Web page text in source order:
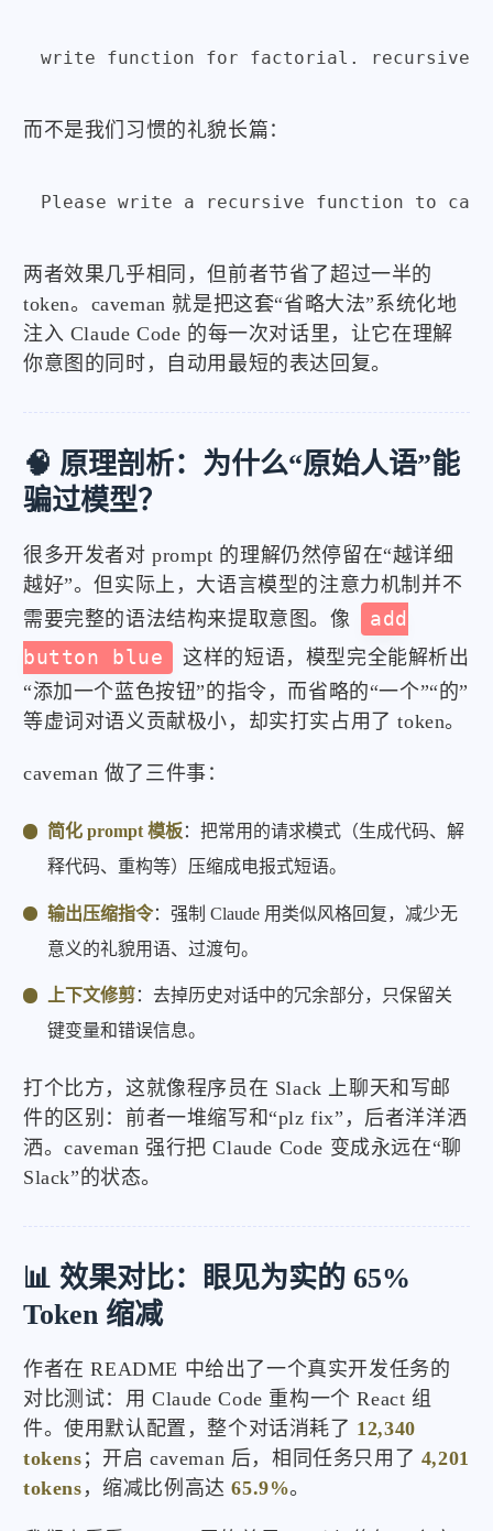
write function for factorial. recursive.
而不是我们习惯的礼貌长篇：
Please write a recursive function to
两者效果几乎相同，但前者节省了超过一半的
token。caveman 就是把这套“省略大法”系统化地
注入 Claude Code 的每一次对话里，让它在理解
你意图的同时，自动用最短的表达回复。
🧠 原理剖析：为什么“原始人语”能
骗过模型？
很多开发者对 prompt 的理解仍然停留在“越详细
越好”。但实际上，大语言模型的注意力机制并不
需要完整的语法结构来提取意图。像
add
button blue
这样的短语，模型完全能解析出
“添加一个蓝色按钮”的指令，而省略的“一个”“的”
等虚词对语义贡献极小，却实打实占用了 token。
caveman 做了三件事：
简化 prompt 模板：把常用的请求模式（生成代码、解
释代码、重构等）压缩成电报式短语。
输出压缩指令：强制 Claude 用类似风格回复，减少无
意义的礼貌用语、过渡句。
上下文修剪：去掉历史对话中的冗余部分，只保留关
键变量和错误信息。
打个比方，这就像程序员在 Slack 上聊天和写邮
件的区别：前者一堆缩写和“plz fix”，后者洋洋洒
洒。caveman 强行把 Claude Code 变成永远在“聊
Slack”的状态。
📊 效果对比：眼见为实的 65%
Token 缩减
作者在 README 中给出了一个真实开发任务的
对比测试：用 Claude Code 重构一个 React 组
件。使用默认配置，整个对话消耗了 12,340
tokens ；开启 caveman 后，相同任务只用了 4,201
tokens ，缩减比例高达65.9%。